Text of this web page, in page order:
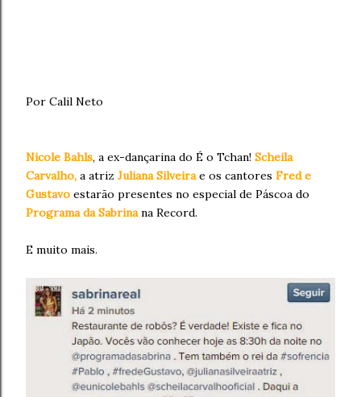
Por Calil Neto
Nicole Bahls, a ex-dançarina do É o Tchan! Scheila
Carvalho, a atriz Juliana Silveirae os cantores Fred e
Gustavo estarão presentes no especial de Páscoa do
Programa da Sabrinana Record.
E muito mais.